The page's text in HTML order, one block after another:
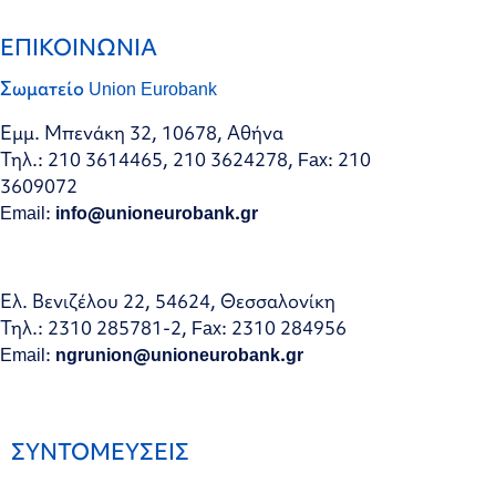
ΕΠΙΚΟΙΝΩΝΙΑ
Σωματείο Union Eurobank
Εμμ. Μπενάκη 32, 10678, Αθήνα
Τηλ.: 210 3614465, 210 3624278, Fax: 210
3609072
Email: info@unioneurobank.gr
Ελ. Βενιζέλου 22, 54624, Θεσσαλονίκη
Τηλ.: 2310 285781-2, Fax: 2310 284956
Email: ngrunion@unioneurobank.gr
ΣΥΝΤΟΜΕΥΣΕΙΣ